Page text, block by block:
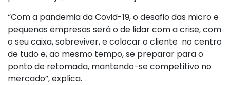
“Com a pandemia da Covid-19, o desafio das micro e
pequenas empresas será o de lidar com a crise, com
o seu caixa, sobreviver, e colocar o cliente no centro
de tudo e, ao mesmo tempo, se preparar para o
ponto de retomada, mantendo-se competitivo no
mercado”, explica.